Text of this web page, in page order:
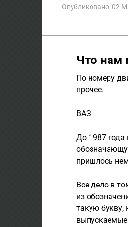
Опубликовано: 02
Что нам
По номеру
прочее.
ВАЗ
До 1987 года
пришлось
Все дело в
из
такую
выпускаемые